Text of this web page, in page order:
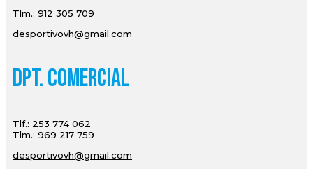
Tlm.: 912 305 709
desportivovh@gmail.com
Dpt. Comercial
Tlf.: 253 774 062
Tlm.: 969 217 759
desportivovh@gmail.com